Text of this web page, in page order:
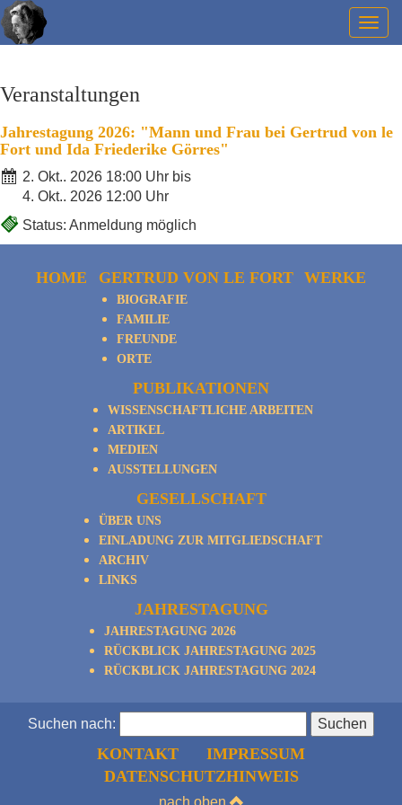
Veranstaltungen
Jahrestagung 2026: "Mann und Frau bei Gertrud von le
Fort und Ida Friederike Görres"
2. Okt.. 2026 18:00 Uhr bis
4. Okt.. 2026 12:00 Uhr
Status: Anmeldung möglich
HOME GERTRUD VON LE FORT
BIOGRAFIE
FAMILIE
FREUNDE
ORTE
WERKE
PUBLIKATIONEN
WISSENSCHAFTLICHE ARBEITEN
ARTIKEL
MEDIEN
AUSSTELLUNGEN
GESELLSCHAFT
ÜBER UNS
EINLADUNG ZUR MITGLIEDSCHAFT
ARCHIV
LINKS
JAHRESTAGUNG
JAHRESTAGUNG 2026
RÜCKBLICK JAHRESTAGUNG 2025
RÜCKBLICK JAHRESTAGUNG 2024
Suchen nach:
KONTAKT
IMPRESSUM
DATENSCHUTZHINWEIS
nach oben